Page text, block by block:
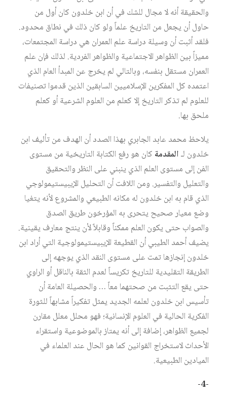
والحقيقة أنه لا مجال للشك في أن ابن خلدون كان أول من
حاول أن يجعل من التاريخ علماً ولو كان ذلك في نطاق محدود.
فلقد أثبت أن وسيلة دراسة علم العمران هي دراسة المجتمعات،
مميزاً بين الظواهر الاجتماعية والظواهر الفردية. لذلك فإن علم
العمران مستقل بنفسه، وبالتالي لم يخرج عن المبدأ العام الذي
اعتمده كل المفكرين الإسلاميين السابقين الذين قدموا تصنيفات
للعلوم لم تذكر التاريخ إلا كعلم من العلوم الشرعية أو كعلم
ملحق بها.
يلاحظ محمد عابد الجابري بهذا الصدد أن الهدف من تأليف ابن
خلدون لـالمقدمة كان هو رفع الكتابة التاريخية من مستوى
الفن إلى مستوى العلم الذي ينبني على النظر والتحقيق
والتعليل والتفسير. ومن اللافت أن التحليل الإيبيستيمولوجي
الذي قام به ابن خلدون له مكانه الطبيعي والمشروع لأنه يتغيا
وضع معيار صحيح يتحرى به المؤرخون طريق الصدق
والصواب حتى يكون العلم ممكناً وقابلاً لأن ينتج معارف يقينية.
يضيف أحمد الطيبي أن القطيعة الإيبيستيمولوجية التي أراد ابن
خلدون إنجازها تمت على مستوى النقد الذي يوجهه إلى
الطريقة التقليدية للتاريخ تكريساً لعدم الثقة بالناقل أو الراوي
حتى يقع التثبت من صحتهما معاً … والحصيلة العامة أن
تأسيس ابن خلدون لعلمه الجديد يمثل تفكيراً مشابهاً للثورة
الفكرية الحالية في العلوم الإنسانية؛ فهو محلل معلل مقارن
لجميع الظواهر، إضافة إلى أنه يمتاز بالموضوعية واستقراء
الأحداث لاستخراج القوانين كما هو الحال عند العلماء في
الميادين الطبيعية.
-4-